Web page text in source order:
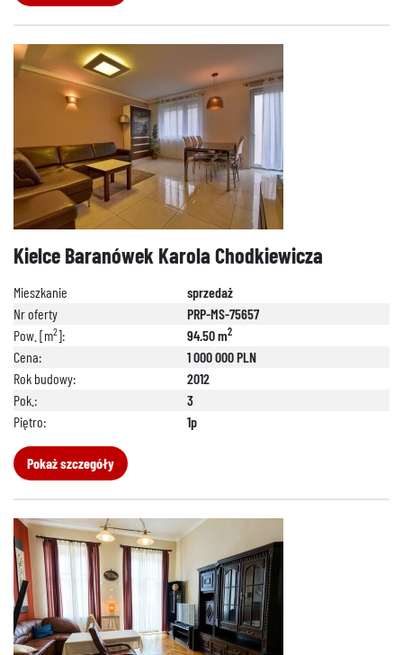
Kielce Baranówek Karola Chodkiewicza
Mieszkanie
sprzedaż
Nr oferty
PRP-MS-75657
Pow. [m2]: 94.50 m2
Cena:
1 000 000 PLN
Rok budowy:
2012
Pok.:
3
Piętro:
1p
Pokaż szczegóły